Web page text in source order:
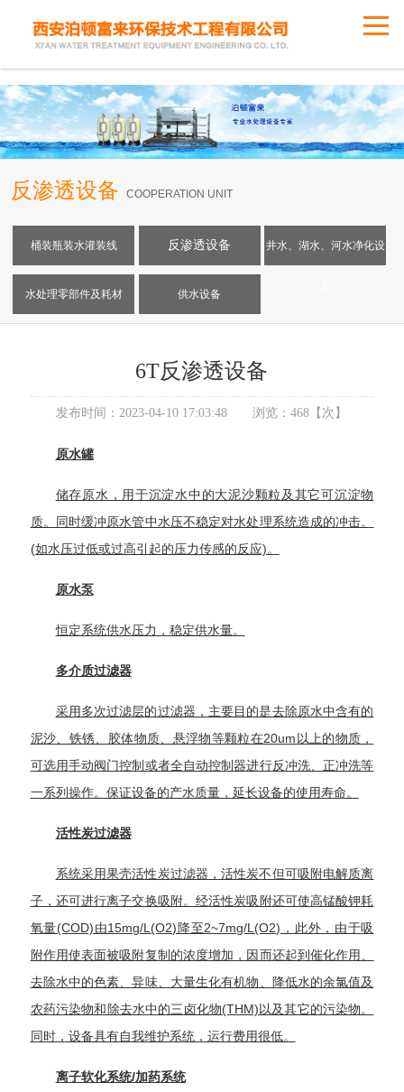
反渗透设备 COOPERATION UNIT
桶装瓶装水灌装线 反渗透设备 井水、湖水、河水净化设
水处理零部件及耗材 供水设备
6T反渗透设备
发布时间： 2023-04-10 17:03:48 浏览：468 【次】
原水罐
储存原水，用于沉淀水中的大泥沙颗粒及其它可沉淀物
质。同时缓冲原水管中水压不稳定对水处理系统造成的冲击。
(如水压过低或过高引起的压力传感的反应)。
原水泵
恒定系统供水压力，稳定供水量。
多介质过滤器
采用多次过滤层的过滤器，主要目的是去除原水中含有的
泥沙、铁锈、胶体物质、悬浮物等颗粒在20um以上的物质，
可选用手动阀门控制或者全自动控制器进行反冲洗、正冲洗等
一系列操作。保证设备的产水质量，延长设备的使用寿命。
活性炭过滤器
系统采用果壳活性炭过滤器，活性炭不但可吸附电解质离
子，还可进行离子交换吸附。经活性炭吸附还可使高锰酸钾耗
氧量(COD)由15mg/L(O2)降至2~7mg/L(O2)，此外，由于吸
附作用使表面被吸附复制的浓度增加，因而还起到催化作用、
去除水中的色素、异味、大量生化有机物、降低水的余氯值及
农药污染物和除去水中的三卤化物(THM)以及其它的污染物。
同时，设备具有自我维护系统，运行费用很低。
离子软化系统/加药系统